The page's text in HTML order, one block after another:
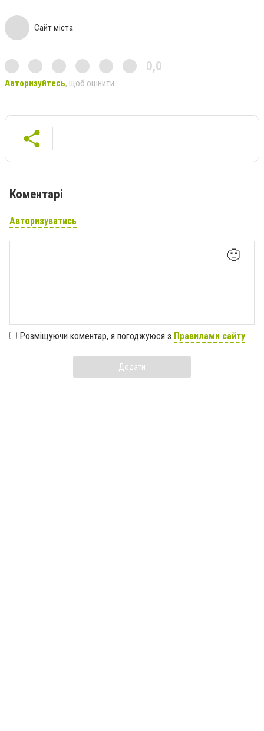
Сайт міста
0,0
Авторизуйтесь, щоб оцінити
Коментарі
Авторизуватись
🙂
Розміщуючи коментар, я погоджуюся з Правилами сайту
Додати